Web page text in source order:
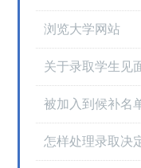
浏览大学网站
关于录取学生见
被加入到候补名
怎样处理录取决